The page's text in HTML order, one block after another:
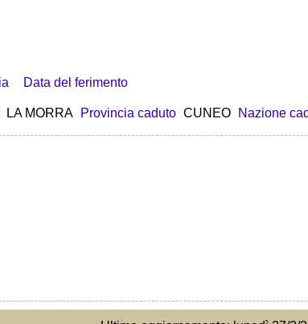
Data del ferimento
LA MORRA Provincia caduto CUNEO Nazione